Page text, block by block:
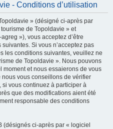
- Conditions d’utilisation
» (désigné ci-après par
de Topoldavie » et
»), vous acceptez d’être
Si vous n’acceptez pas
les conditions suivantes, veuillez ne
de Topoldavie ». Nous pouvons
moment et nous essaierons de vous
vous conseillons de vérifier
vous continuez à participer à
que des modifications aient été
responsable des conditions
(désignés ci-après par « logiciel